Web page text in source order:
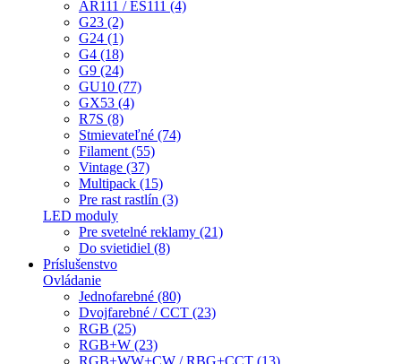
AR111 / ES111 (4)
G23 (2)
G24 (1)
G4 (18)
G9 (24)
GU10 (77)
GX53 (4)
R7S (8)
Stmievateľné (74)
Filament (55)
Vintage (37)
Multipack (15)
Pre rast rastlín (3)
LED moduly
Pre svetelné reklamy (21)
Do svietidiel (8)
Príslušenstvo
Ovládanie
Jednofarebné (80)
Dvojfarebné / CCT (23)
RGB (25)
RGB+W (23)
RGB+WW+CW / RBG+CCT (13)